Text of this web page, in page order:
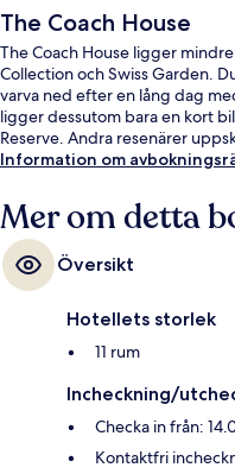
The Coach House
The Coach House ligger
Collection och Swiss Garden.
varva ned efter en lång dag
ligger dessutom bara en kort
Reserve. Andra resenärer
Information om
Mer om detta
Översikt
Hotellets storlek
11 rum
Incheckning/
Checka in från:
Kontaktfri